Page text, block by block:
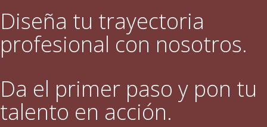
Diseña tu trayectoria
profesional con nosotros.
Da el primer paso y pon tu
talento en acción.